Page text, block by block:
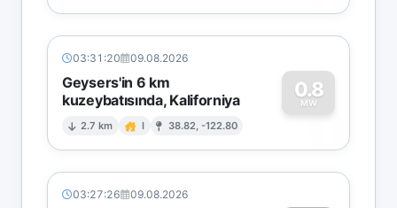
03:31:20 09.08.2026
Geysers'in 6 km
kuzeybatısında, Kaliforniya
2.7 km I 38.82, -122.80
0.8
MW
0
03:27:26 09.08.2026